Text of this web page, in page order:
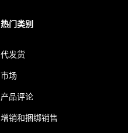
热门类别
代发货
市场
产品评论
增销和捆绑销售